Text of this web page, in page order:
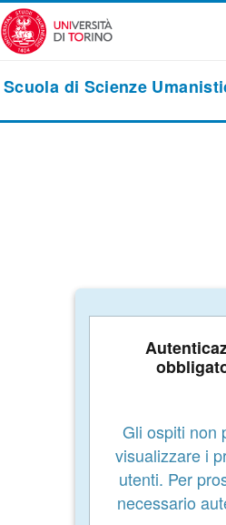
Vai al contenuto principale
Scuola di Scienze
Gli ospiti non
visualizzare i
utenti. Per
necessario